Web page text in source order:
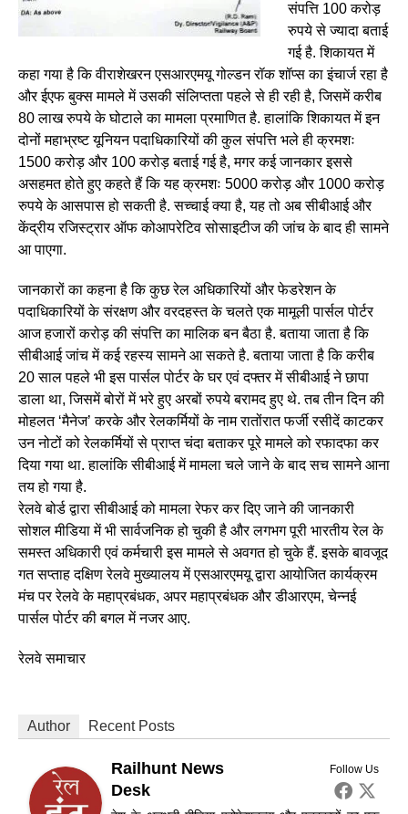
संपत्ति 100 करोड़
रुपये से ज्यादा बताई
गई है. शिकायत में
कहा गया है कि वीराशेखरन एसआरएमयू गोल्डन रॉक शॉप्स का इंचार्ज रहा है
और ईएफ बुक्स मामले में उसकी संलिप्तता पहले से ही रही है, जिसमें करीब
80 लाख रुपये के घोटाले का मामला प्रमाणित है. हालांकि शिकायत में इन
दोनों महाभ्रष्ट यूनियन पदाधिकारियों की कुल संपत्ति भले ही क्रमशः
1500 करोड़ और 100 करोड़ बताई गई है, मगर कई जानकार इससे
असहमत होते हुए कहते हैं कि यह क्रमशः 5000 करोड़ और 1000 करोड़
रुपये के आसपास हो सकती है. सच्चाई क्या है, यह तो अब सीबीआई और
केंद्रीय रजिस्ट्रार ऑफ कोआपरेटिव सोसाइटीज की जांच के बाद ही सामने
आ पाएगा.
जानकारों का कहना है कि कुछ रेल अधिकारियों और फेडरेशन के
पदाधिकारियों के संरक्षण और वरदहस्त के चलते एक मामूली पार्सल पोर्टर
आज हजारों करोड़ की संपत्ति का मालिक बन बैठा है. बताया जाता है कि
सीबीआई जांच में कई रहस्य सामने आ सकते है. बताया जाता है कि करीब
20 साल पहले भी इस पार्सल पोर्टर के घर एवं दफ्तर में सीबीआई ने छापा
डाला था, जिसमें बोरों में भरे हुए अरबों रुपये बरामद हुए थे. तब तीन दिन की
मोहलत ‘मैनेज’ करके और रेलकर्मियों के नाम रातोंरात फर्जी रसीदें काटकर
उन नोटों को रेलकर्मियों से प्राप्त चंदा बताकर पूरे मामले को रफादफा कर
दिया गया था. हालांकि सीबीआई में मामला चले जाने के बाद सच सामने आना
तय हो गया है.
रेलवे बोर्ड द्वारा सीबीआई को मामला रेफर कर दिए जाने की जानकारी
सोशल मीडिया में भी सार्वजनिक हो चुकी है और लगभग पूरी भारतीय रेल के
समस्त अधिकारी एवं कर्मचारी इस मामले से अवगत हो चुके हैं. इसके बावजूद
गत सप्ताह दक्षिण रेलवे मुख्यालय में एसआरएमयू द्वारा आयोजित कार्यक्रम
मंच पर रेलवे के महाप्रबंधक, अपर महाप्रबंधक और डीआरएम, चेन्नई
पार्सल पोर्टर की बगल में नजर आए.
रेलवे समाचार
Author Recent Posts
Follow Us
Railhunt News
Desk